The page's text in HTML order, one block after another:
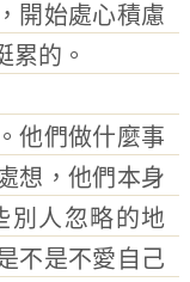
開始處心積慮
累的。
們做什麼事
想，他們本身
別人忽略的地
不是不愛自己